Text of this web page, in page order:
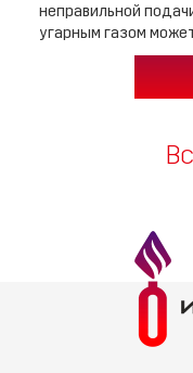
неправильной
угарным газом